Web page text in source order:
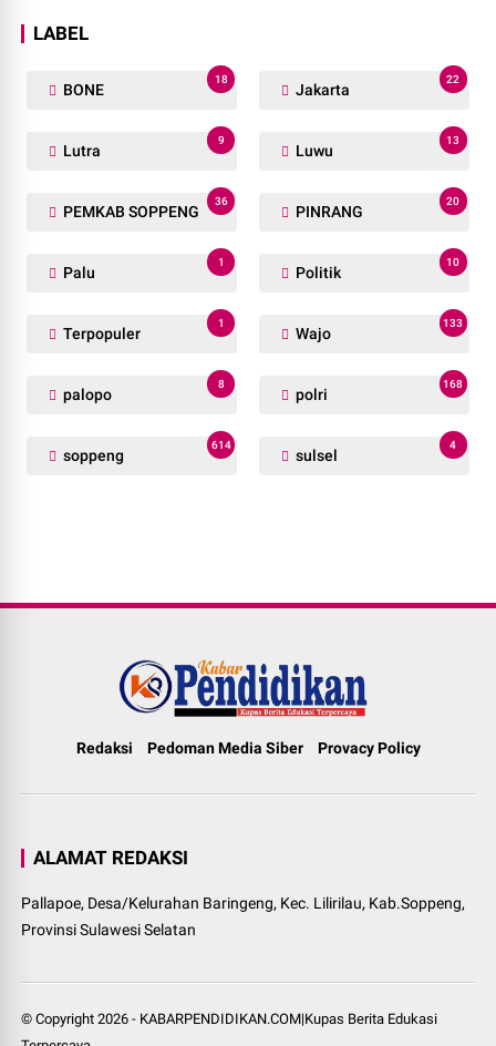
LABEL
BONE
18
Jakarta
22
Lutra
9
Luwu
13
PEMKAB SOPPENG
36
PINRANG
20
Palu
1
Politik
10
Terpopuler
1
Wajo
133
palopo
8
polri
168
soppeng
614
sulsel
4
Redaksi Pedoman Media Siber Provacy Policy
ALAMAT REDAKSI
Pallapoe, Desa/Kelurahan Baringeng, Kec. Lilirilau, Kab.Soppeng,
Provinsi Sulawesi Selatan
© Copyright2026 - KABARPENDIDIKAN.COM|Kupas Berita Edukasi